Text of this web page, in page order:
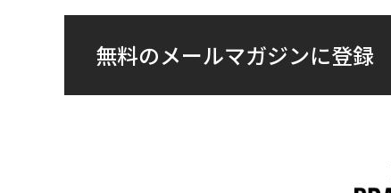
無料のメールマガジンに登録